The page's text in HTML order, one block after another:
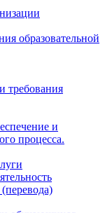
образовательной
требования
и
процесса.